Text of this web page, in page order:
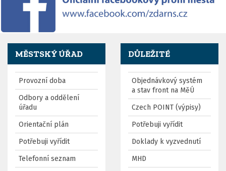
MĚSTSKÝ ÚŘAD
Provozní doba
Odbory a oddělení
úřadu
Orientační plán
Potřebuji vyřídit
Telefonní seznam
DŮLEŽITÉ
Objednávkový systém
a stav front na MěÚ
Czech POINT (výpisy)
Potřebuji vyřídit
Doklady k vyzvednutí
MHD